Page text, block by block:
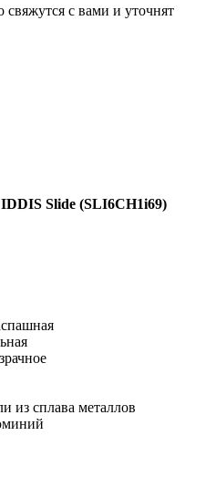
с вами и уточнят
Slide (SLI6CH1i69)
из сплава металлов